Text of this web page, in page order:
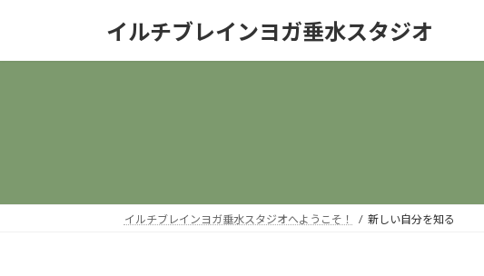
プ
動
イルチブレインヨガ垂水スタジオ
イルチブレインヨガ垂水スタジオへようこそ！ 新しい自分を知る